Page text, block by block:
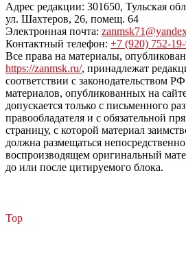
Адрес редакции: 301650, Тульская
ул. Шахтеров, 26, помещ. 64
Электронная почта:
Контактный телефон: +7 (920) 752-
Все права на материалы,
https://zanmsk.ru/, принадлежат
соответствии с законодательством
материалов, опубликованных на
допускается только с письменного
правообладателя и с обязательной
страницу, с которой материал
должна размещаться непосредственно
воспроизводящем оригинальный
до или после цитируемого блока.
Top